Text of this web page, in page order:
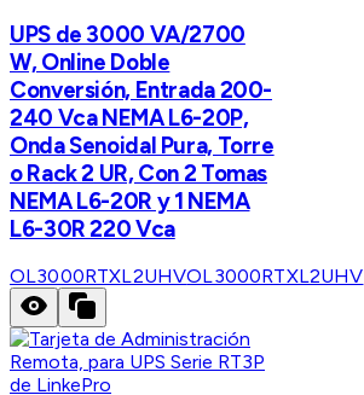
UPS de 3000 VA/2700
W, Online Doble
Conversión, Entrada 200-
240 Vca NEMA L6-20P,
Onda Senoidal Pura, Torre
o Rack 2 UR, Con 2 Tomas
NEMA L6-20R y 1 NEMA
L6-30R 220 Vca
OL3000RTXL2UHVOL3000RTXL2UHV